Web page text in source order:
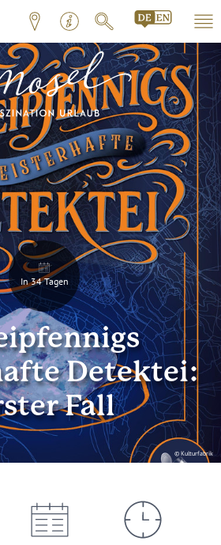
© Kulturfabrik
In 34 Tagen
Detektei:
Fall